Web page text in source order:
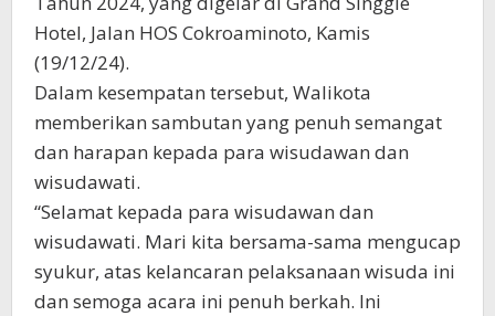
Hotel, Jalan HOS Cokroaminoto, Kamis
(19/12/24).
Dalam kesempatan tersebut, Walikota
memberikan sambutan yang penuh semangat
dan harapan kepada para wisudawan dan
wisudawati.
“Selamat kepada para wisudawan dan
wisudawati. Mari kita bersama-sama mengucap
syukur, atas kelancaran pelaksanaan wisuda ini
dan semoga acara ini penuh berkah. Ini